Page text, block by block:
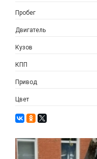
Пробег
Двигатель
Кузов
КПП
Привод
Цвет